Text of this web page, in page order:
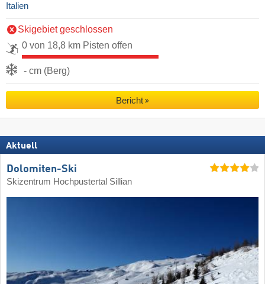
Italien
Skigebiet geschlossen
0 von 18,8 km Pisten offen
- cm (Berg)
Bericht
Aktuell
Dolomiten-Ski
Skizentrum Hochpustertal Sillian